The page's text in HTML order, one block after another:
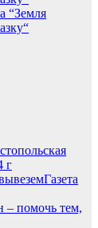
“Земля
г
Газета